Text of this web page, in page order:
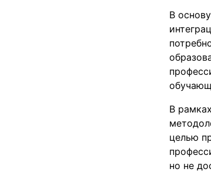
В
В
целью
но не